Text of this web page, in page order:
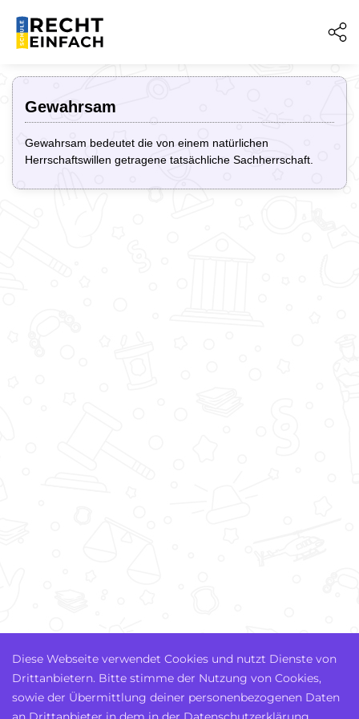
Gewahrsam
Gewahrsam bedeutet die von einem natürlichen
Herrschaftswillen getragene tatsächliche Sachherrschaft.
Diese Webseite verwendet Cookies und nutzt Dienste von
Drittanbietern. Bitte stimme der Nutzung von Cookies,
sowie der Übermittlung deiner personenbezogenen Daten